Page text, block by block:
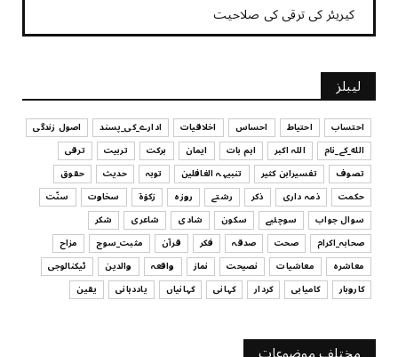
کیریئر کی ترقی کی صلاحیت
July 29, 2026
UNCATEGORIZED
کیا آپ اپنے باس کو مؤثر طریقے سے منظم کر رہے ہیں
July 29, 2026
UNCATEGORIZED
اس وقت آپ کا موڈ کیسا ہے؟
July 29, 2026
UNCATEGORIZED
قرض لینے اور دینے میں ہوشیاری
July 29, 2026
آپ کا فیصلہ کرنے کا انداز
لیبلز
احتساب احتیاط احساس اخلاقیات ادارے_کی_پسند
اصول زندگی
الله_کے_نام
اللہ اکبر اہم بات ایمان برکت تربیت
ترقی
تصوف
تفسیرابن کثیر تنبیہہ الغافلین توبہ حدیث
حقوق
حکمت
ذمہ داری ذکر رشتے روزہ زکوٰۃ سخاوت
سنّت
سوال جواب
سوچئیے سکون شادی شاعری
شکر
صحابہ_اکرام
صحت صدقہ فکر قرآن مثبت_سوچ
مزاح
معاشرہ
معاشیات نصیحت نماز واقعہ والدین
ٹیکنالوجی
کاروبار
کامیابی کردار کہانی کہانیاں یاددہانی یقین